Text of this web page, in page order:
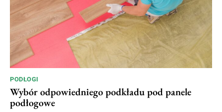
PODŁOGI
Wybór odpowiedniego podkładu pod panele
podłogowe